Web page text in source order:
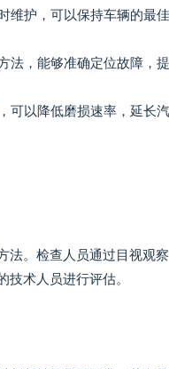
维护，可以保持车辆的最
法，能够准确定位故障，
可以降低磨损速率，延长
法。检查人员通过目视观
术人员进行评估。